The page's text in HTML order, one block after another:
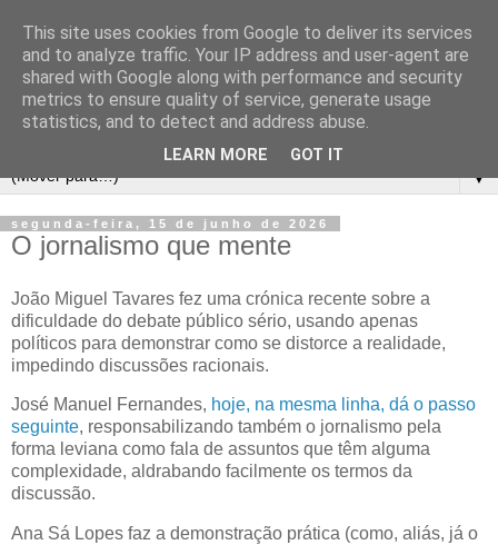
▼
segunda-feira, 15 de junho de 2026
O jornalismo que mente
João Miguel Tavares fez uma crónica recente sobre a
dificuldade do debate público sério, usando apenas
políticos para demonstrar como se distorce a realidade,
impedindo discussões racionais.
José Manuel Fernandes, hoje, na mesma linha, dá o passo
seguinte, responsabilizando também o jornalismo pela
forma leviana como fala de assuntos que têm alguma
complexidade, aldrabando facilmente os termos da
discussão.
Ana Sá Lopes faz a demonstração prática (como, aliás, já o
This site uses cookies from Google to deliver its services
and to analyze traffic. Your IP address and user-agent are
shared with Google along with performance and security
metrics to ensure quality of service, generate usage
statistics, and to detect and address abuse.
LEARN MORE GOT IT